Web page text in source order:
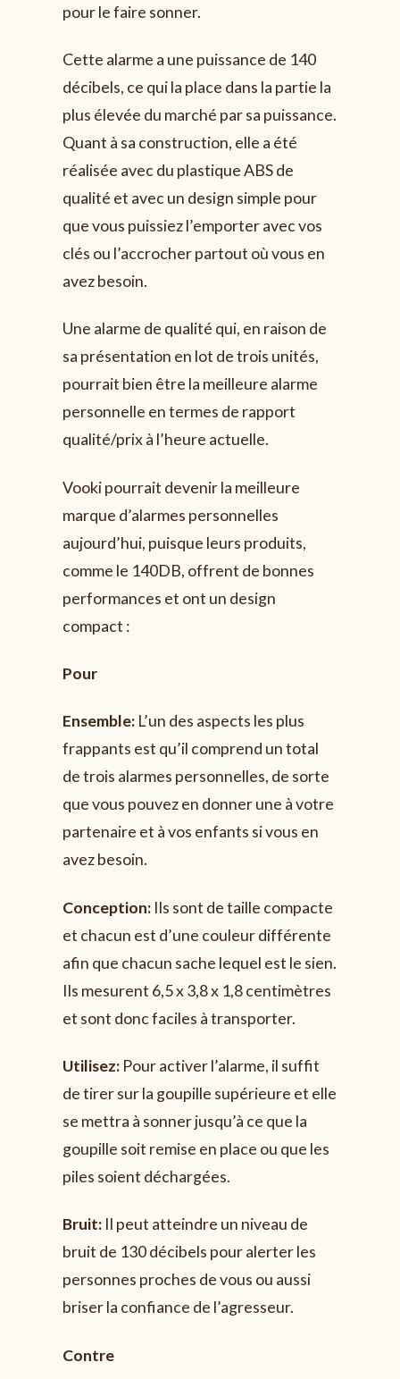
pour le faire sonner.
Cette alarme a une puissance de 140
décibels, ce qui la place dans la partie la
plus élevée du marché par sa puissance.
Quant à sa construction, elle a été
réalisée avec du plastique ABS de
qualité et avec un design simple pour
que vous puissiez l’emporter avec vos
clés ou l’accrocher partout où vous en
avez besoin.
Une alarme de qualité qui, en raison de
sa présentation en lot de trois unités,
pourrait bien être la meilleure alarme
personnelle en termes de rapport
qualité/prix à l’heure actuelle.
Vooki pourrait devenir la meilleure
marque d’alarmes personnelles
aujourd’hui, puisque leurs produits,
comme le 140DB, offrent de bonnes
performances et ont un design
compact :
Pour
Ensemble: L’un des aspects les plus
frappants est qu’il comprend un total
de trois alarmes personnelles, de sorte
que vous pouvez en donner une à votre
partenaire et à vos enfants si vous en
avez besoin.
Conception: Ils sont de taille compacte
et chacun est d’une couleur différente
afin que chacun sache lequel est le sien.
Ils mesurent 6,5 x 3,8 x 1,8 centimètres
et sont donc faciles à transporter.
Utilisez: Pour activer l’alarme, il suffit
de tirer sur la goupille supérieure et elle
se mettra à sonner jusqu’à ce que la
goupille soit remise en place ou que les
piles soient déchargées.
Bruit: Il peut atteindre un niveau de
bruit de 130 décibels pour alerter les
personnes proches de vous ou aussi
briser la confiance de l’agresseur.
Contre